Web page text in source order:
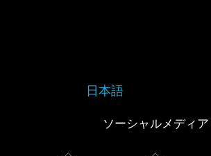
日本語
ソーシャルメディア